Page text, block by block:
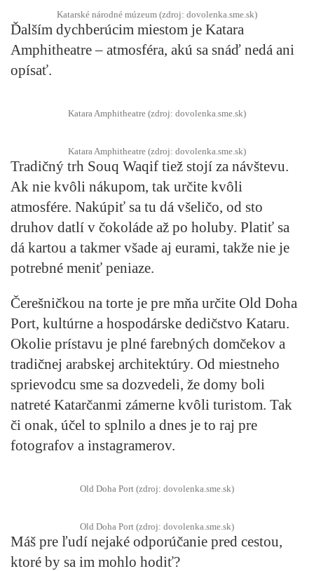
Katarské národné múzeum (zdroj: dovolenka.sme.sk)
Ďalším dychberúcim miestom je Katara
Amphitheatre – atmosféra, akú sa snáď nedá ani
opísať.
Katara Amphitheatre (zdroj: dovolenka.sme.sk)
Katara Amphitheatre (zdroj: dovolenka.sme.sk)
Tradičný trh Souq Waqif tiež stojí za návštevu.
Ak nie kvôli nákupom, tak určite kvôli
atmosfére. Nakúpiť sa tu dá všeličo, od sto
druhov datlí v čokoláde až po holuby. Platiť sa
dá kartou a takmer všade aj eurami, takže nie je
potrebné meniť peniaze.
Čerešničkou na torte je pre mňa určite Old Doha
Port, kultúrne a hospodárske dedičstvo Kataru.
Okolie prístavu je plné farebných domčekov a
tradičnej arabskej architektúry. Od miestneho
sprievodcu sme sa dozvedeli, že domy boli
natreté Katarčanmi zámerne kvôli turistom. Tak
či onak, účel to splnilo a dnes je to raj pre
fotografov a instagramerov.
Old Doha Port (zdroj: dovolenka.sme.sk)
Old Doha Port (zdroj: dovolenka.sme.sk)
Máš pre ľudí nejaké odporúčanie pred cestou,
ktoré by sa im mohlo hodiť?